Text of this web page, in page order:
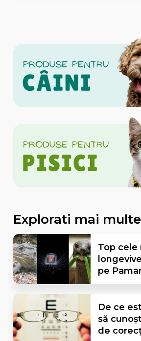
Explorati mai multe
Top cele
pe
De ce
să
de